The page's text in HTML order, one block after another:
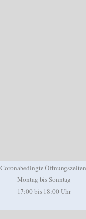
Coronabedingte
Montag bis Sonntag
17:00 bis 18:00 Uhr